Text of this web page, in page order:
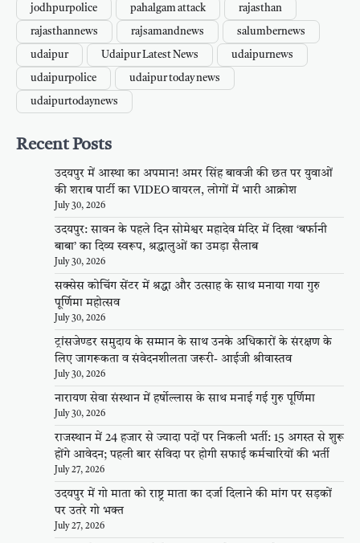
jodhpurpolice pahalgam attack rajasthan
rajasthannews rajsamandnews salumbernews
udaipur Udaipur Latest News udaipurnews
udaipurpolice udaipur today news
udaipurtodaynews
Recent Posts
उदयपुर में आस्था का अपमान! अमर सिंह बावजी की छत पर युवाओं
की शराब पार्टी का VIDEO वायरल, लोगों में भारी आक्रोश
July 30, 2026
उदयपुर: सावन के पहले दिन सोमेश्वर महादेव मंदिर में दिखा ‘बर्फानी
बाबा’ का दिव्य स्वरूप, श्रद्धालुओं का उमड़ा सैलाब
July 30, 2026
सक्सेस कोचिंग सेंटर में श्रद्धा और उत्साह के साथ मनाया गया गुरु
पूर्णिमा महोत्सव
July 30, 2026
ट्रांसजेण्डर समुदाय के सम्मान के साथ उनके अधिकारों के संरक्षण के
लिए जागरूकता व संवेदनशीलता जरूरी- आईजी श्रीवास्तव
July 30, 2026
नारायण सेवा संस्थान में हर्षोल्लास के साथ मनाई गई गुरु पूर्णिमा
July 30, 2026
राजस्थान में 24 हजार से ज्यादा पदों पर निकली भर्ती: 15 अगस्त से शुरू
होंगे आवेदन; पहली बार संविदा पर होगी सफाई कर्मचारियों की भर्ती
July 27, 2026
उदयपुर में गो माता को राष्ट्र माता का दर्जा दिलाने की मांग पर सड़कों
पर उतरे गो भक्त
July 27, 2026